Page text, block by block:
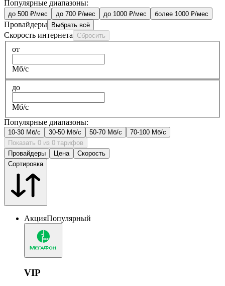
Популярные диапазоны:
до 500 ₽/мес до 700 ₽/мес до 1000 ₽/мес более 1000 ₽/мес
Провайдеры Выбрать всё
Скорость интернета Сбросить
от
Мб/с
до
Мб/с
Популярные диапазоны:
10-30 Мб/с 30-50 Мб/с 50-70 Мб/с
70-100 Мб/с
Показать 0 из 0 тарифов
Провайдеры
Цена
Скорость
Сортировка
АкцияПопулярный
VIP